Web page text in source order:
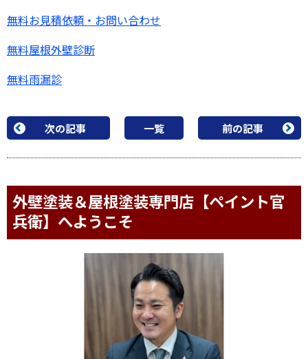
無料お見積依頼・お問い合わせ
無料屋根外壁診断
無料雨漏診
次の記事 一覧 前の記事
外壁塗装＆屋根塗装専門店【ペイント官
兵衛】へようこそ